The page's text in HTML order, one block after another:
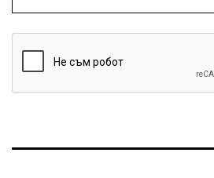
Родолюбие Възраждане
Пловдив АндрейГюров